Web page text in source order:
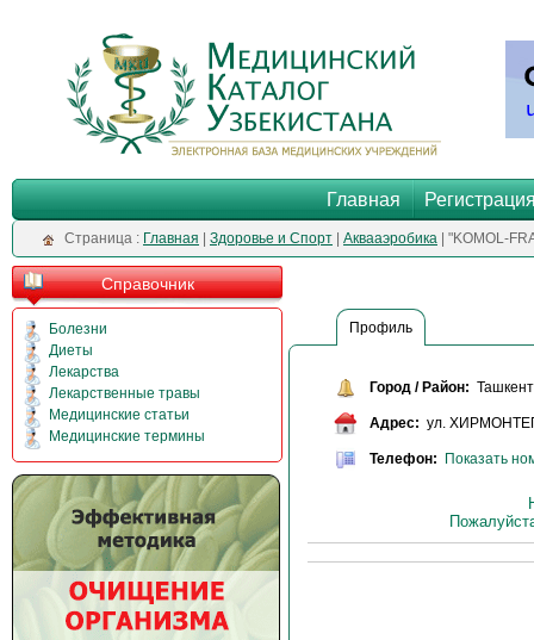
Главная
Cтраница : Главная Здоровье и Спорт Аквааэробика | "KOMOL-
Справочник
Болезни
Диеты
Лекарства
Лекарственные травы
Медицинские статьи
Медицинские термины
Профиль
Город / Район:
Адрес: ул.
Телефон: Показать